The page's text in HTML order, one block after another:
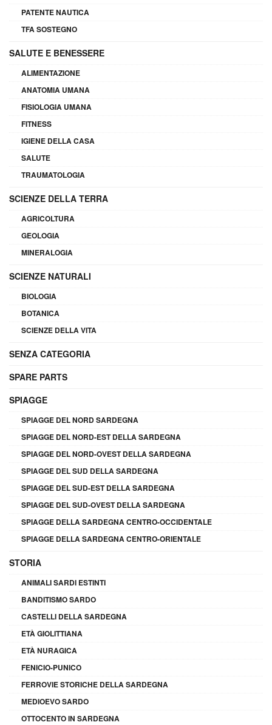
PATENTE NAUTICA
TFA SOSTEGNO
SALUTE E BENESSERE
ALIMENTAZIONE
ANATOMIA UMANA
FISIOLOGIA UMANA
FITNESS
IGIENE DELLA CASA
SALUTE
TRAUMATOLOGIA
SCIENZE DELLA TERRA
AGRICOLTURA
GEOLOGIA
MINERALOGIA
SCIENZE NATURALI
BIOLOGIA
BOTANICA
SCIENZE DELLA VITA
SENZA CATEGORIA
SPARE PARTS
SPIAGGE
SPIAGGE DEL NORD SARDEGNA
SPIAGGE DEL NORD-EST DELLA SARDEGNA
SPIAGGE DEL NORD-OVEST DELLA SARDEGNA
SPIAGGE DEL SUD DELLA SARDEGNA
SPIAGGE DEL SUD-EST DELLA SARDEGNA
SPIAGGE DEL SUD-OVEST DELLA SARDEGNA
SPIAGGE DELLA SARDEGNA CENTRO-OCCIDENTALE
SPIAGGE DELLA SARDEGNA CENTRO-ORIENTALE
STORIA
ANIMALI SARDI ESTINTI
BANDITISMO SARDO
CASTELLI DELLA SARDEGNA
ETÀ GIOLITTIANA
ETÀ NURAGICA
FENICIO-PUNICO
FERROVIE STORICHE DELLA SARDEGNA
MEDIOEVO SARDO
OTTOCENTO IN SARDEGNA